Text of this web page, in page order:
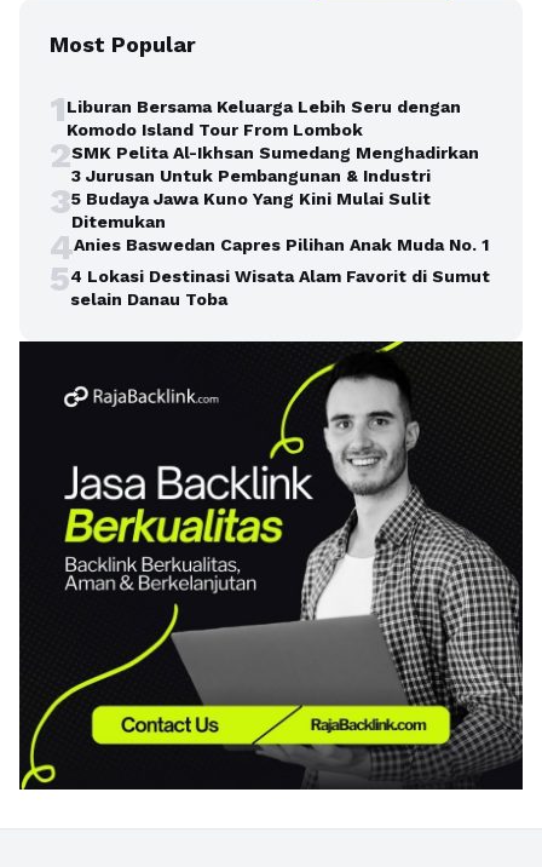
Most Popular
1Liburan Bersama Keluarga Lebih Seru dengan
Komodo Island Tour From Lombok
2SMK Pelita Al-Ikhsan Sumedang Menghadirkan
3 Jurusan Untuk Pembangunan & Industri
35 Budaya Jawa Kuno Yang Kini Mulai Sulit
Ditemukan
4Anies Baswedan Capres Pilihan Anak Muda No. 1
54 Lokasi Destinasi Wisata Alam Favorit di Sumut
selain Danau Toba